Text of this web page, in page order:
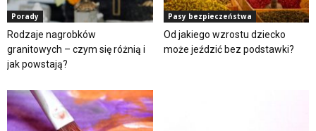
Porady
Rodzaje nagrobków
granitowych – czym się różnią i
jak powstają?
Pasy bezpieczeństwa
Od jakiego wzrostu dziecko
może jeździć bez podstawki?